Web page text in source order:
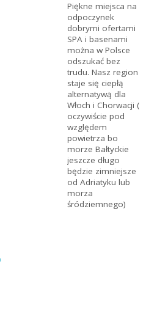
Piękne miejsca na
odpoczynek
dobrymi ofertami
SPAi basenami
można w Polsce
odszukać bez
trudu. Nasz region
staje się ciepłą
alternatywą dla
Włoch i Chorwacji (
oczywiście pod
względem
powietrza bo
morze Bałtyckie
jeszcze długo
będzie zimniejsze
od Adriatyku lub
morza
śródziemnego)